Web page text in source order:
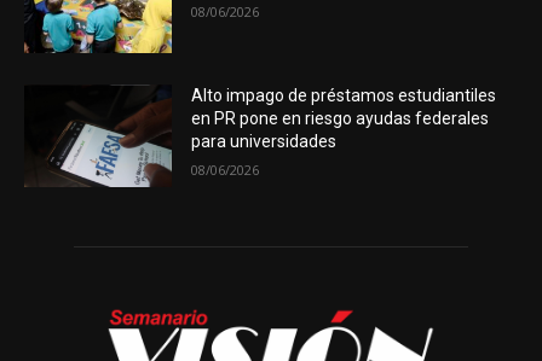
08/06/2026
Alto impago de préstamos estudiantiles
en PR pone en riesgo ayudas federales
para universidades
08/06/2026